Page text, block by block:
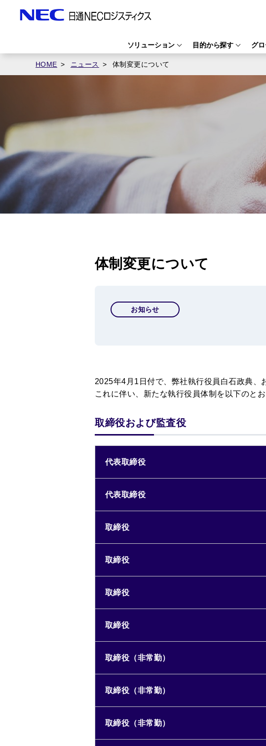
ソリューション 目的から探す グ
HOME ニュース 体制変更について
体制変更について
お知らせ
2025年4月1日付で、弊社執行役員白石政典、
これに伴い、新たな執行役員体制を以下のとお
取締役および監査役
代表取締役
代表取締役
取締役
取締役
取締役
取締役
取締役（非常勤）
取締役（非常勤）
取締役（非常勤）